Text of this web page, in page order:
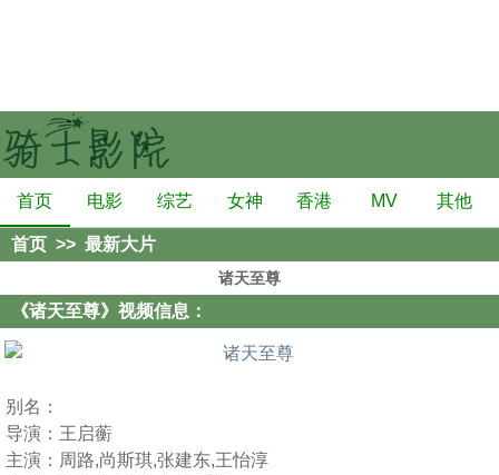
首页 电影 综艺 女神 香港 MV 其他
首页 >> 最新大片
诸天至尊
《诸天至尊》视频信息：
别名：
导演： 王启蘅
主演： 周路,尚斯琪,张建东,王怡淳